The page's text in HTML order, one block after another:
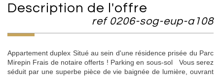
description de l'offre
ref 0206-sog-eup-a108
Appartement duplex Situé au sein d'une résidence prisée du Parc
Mirepin Frais de notaire offerts ! Parking en sous-sol Vous serez
séduit par une superbe pièce de vie baignée de lumière, ouvrant